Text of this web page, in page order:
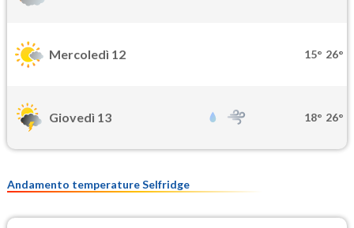
Mercoledì 12 15° 26°
Giovedì 13 18° 26°
Andamento temperature Selfridge